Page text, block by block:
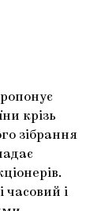
крізь
зібрання
часовий і